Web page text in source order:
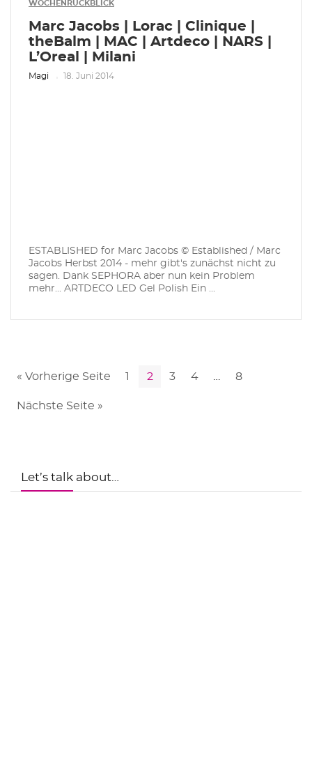
WOCHENRÜCKBLICK
Marc Jacobs | Lorac | Clinique |
theBalm | MAC | Artdeco | NARS |
L’Oreal | Milani
Magi 18. Juni 2014
ESTABLISHED for Marc Jacobs © Established / Marc
Jacobs Herbst 2014 - mehr gibt's zunächst nicht zu
sagen. Dank SEPHORA aber nun kein Problem
mehr... ARTDECO LED Gel Polish Ein ...
« Vorherige Seite 1 2 3 4 8
Nächste Seite »
Let’s talk about…